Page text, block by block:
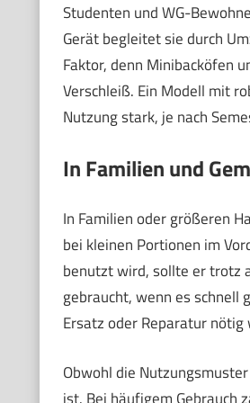
Studenten und WG-
Gerät begleitet sie durch
Faktor, denn Minibacköfen
Verschleiß. Ein Modell mit
Nutzung stark, je nach
In Familien und
In Familien oder größeren
bei kleinen Portionen im
benutzt wird, sollte er trotz
gebraucht, wenn es schnell
Ersatz oder Reparatur nötig
Obwohl die
ist. Bei häufigem Gebrauch